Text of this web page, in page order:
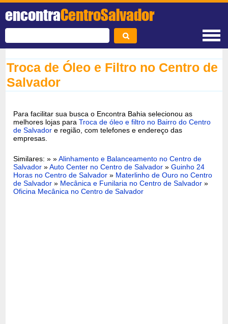
encontraCentroSalvador
Troca de Óleo e Filtro no Centro de
Salvador
Para facilitar sua busca o Encontra Bahia selecionou as
melhores lojas paraTroca de óleo e filtro no Bairro do Centro
de Salvador e região, com telefones e endereço das
empresas.
Similares: » »Alinhamento e Balanceamento no Centro de
Salvador »Auto Center no Centro de Salvador »Guinho 24
Horas no Centro de Salvador » Materlinho de Ouro no Centro
de Salvador» Mecânica e Funilaria no Centro de Salvador »
Oficina Mecânica no Centro de Salvador